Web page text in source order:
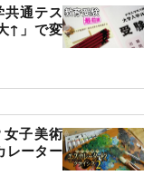
通テス
↑」で変
子美術
レーター